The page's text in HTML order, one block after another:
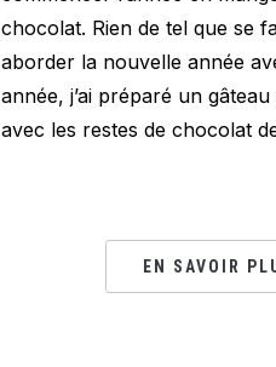
chocolat. Rien de tel que se
aborder la nouvelle année
année, j’ai préparé un
avec les restes de chocolat
EN SAVOIR